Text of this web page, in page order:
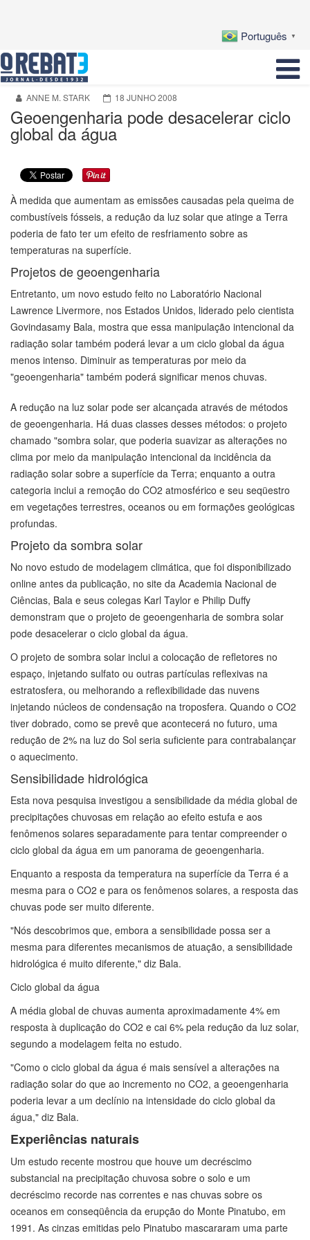
Português ▼
ANNE M. STARK 18 JUNHO 2008
Geoengenharia pode desacelerar ciclo
global da água
À medida que aumentam as emissões causadas pela queima de
combustíveis fósseis, a redução da luz solar que atinge a Terra
poderia de fato ter um efeito de resfriamento sobre as
temperaturas na superfície.
Projetos de geoengenharia
Entretanto, um novo estudo feito no Laboratório Nacional
Lawrence Livermore, nos Estados Unidos, liderado pelo cientista
Govindasamy Bala, mostra que essa manipulação intencional da
radiação solar também poderá levar a um ciclo global da água
menos intenso. Diminuir as temperaturas por meio da
"geoengenharia" também poderá significar menos chuvas.
A redução na luz solar pode ser alcançada através de métodos
de geoengenharia. Há duas classes desses métodos: o projeto
chamado "sombra solar, que poderia suavizar as alterações no
clima por meio da manipulação intencional da incidência da
radiação solar sobre a superfície da Terra; enquanto a outra
categoria inclui a remoção do CO2 atmosférico e seu seqüestro
em vegetações terrestres, oceanos ou em formações geológicas
profundas.
Projeto da sombra solar
No novo estudo de modelagem climática, que foi disponibilizado
online antes da publicação, no site da Academia Nacional de
Ciências, Bala e seus colegas Karl Taylor e Philip Duffy
demonstram que o projeto de geoengenharia de sombra solar
pode desacelerar o ciclo global da água.
O projeto de sombra solar inclui a colocação de refletores no
espaço, injetando sulfato ou outras partículas reflexivas na
estratosfera, ou melhorando a reflexibilidade das nuvens
injetando núcleos de condensação na troposfera. Quando o CO2
tiver dobrado, como se prevê que acontecerá no futuro, uma
redução de 2% na luz do Sol seria suficiente para contrabalançar
o aquecimento.
Sensibilidade hidrológica
Esta nova pesquisa investigou a sensibilidade da média global de
precipitações chuvosas em relação ao efeito estufa e aos
fenômenos solares separadamente para tentar compreender o
ciclo global da água em um panorama de geoengenharia.
Enquanto a resposta da temperatura na superfície da Terra é a
mesma para o CO2 e para os fenômenos solares, a resposta das
chuvas pode ser muito diferente.
"Nós descobrimos que, embora a sensibilidade possa ser a
mesma para diferentes mecanismos de atuação, a sensibilidade
hidrológica é muito diferente," diz Bala.
Ciclo global da água
A média global de chuvas aumenta aproximadamente 4% em
resposta à duplicação do CO2 e cai 6% pela redução da luz solar,
segundo a modelagem feita no estudo.
"Como o ciclo global da água é mais sensível a alterações na
radiação solar do que ao incremento no CO2, a geoengenharia
poderia levar a um declínio na intensidade do ciclo global da
água," diz Bala.
Experiências naturais
Um estudo recente mostrou que houve um decréscimo
substancial na precipitação chuvosa sobre o solo e um
decréscimo recorde nas correntes e nas chuvas sobre os
oceanos em conseqüência da erupção do Monte Pinatubo, em
1991. As cinzas emitidas pelo Pinatubo mascararam uma parte